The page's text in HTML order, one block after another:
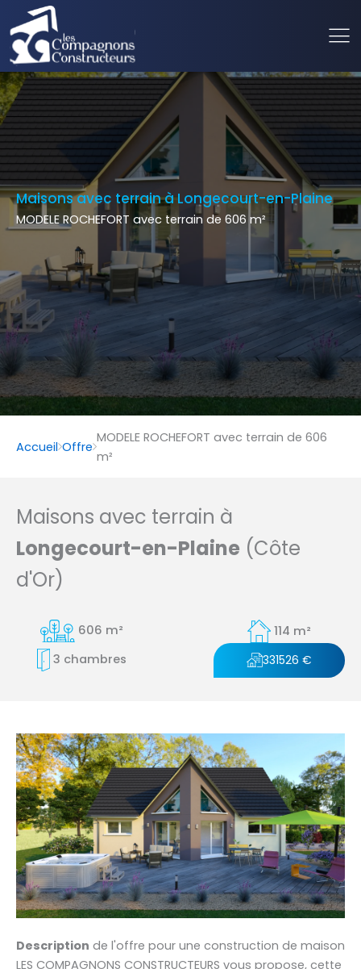
Maisons avec terrain à Longecourt-en-Plaine
MODELE ROCHEFORT avec terrain de 606 m²
Accueil Offre
MODELE ROCHEFORT avec terrain de 606
m²
Maisons avec terrain à
Longecourt-en-Plaine (Côte
d'Or)
606 m²
114 m²
3 chambres
331526 €
Description de l'offre pour une construction de maison
LES COMPAGNONS CONSTRUCTEURS vous propose, cette